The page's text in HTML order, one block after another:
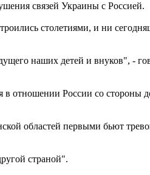
связей Украины с Россией.
столетиями, и ни
наших детей и внуков", -
в отношении России со стороны
областей первыми бьют
страной".